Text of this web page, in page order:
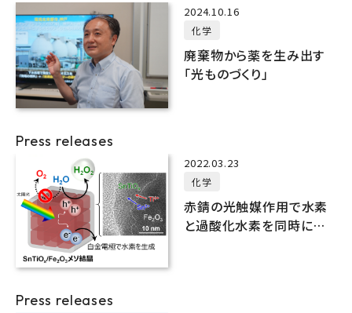
2024.10.16
化学
廃棄物から薬を生み出す
「光ものづくり」
Press releases
2022.03.23
化学
赤錆の光触媒作用で水素
と過酸化水素を同時に製
Press releases